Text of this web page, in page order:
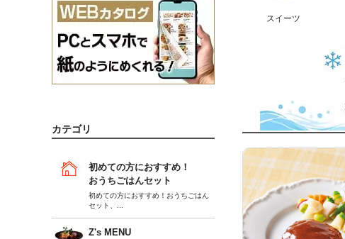
スイーツ
カテゴリ
初めての方におすすめ！
おうちごはんセット
初めての方におすすめ！おうちごはん
セット 、...
Z's MENU